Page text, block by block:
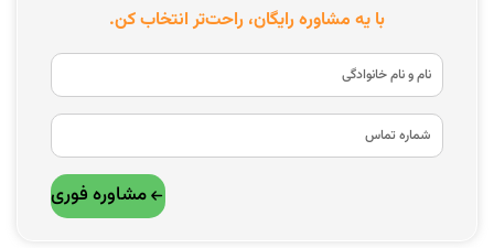
با یه مشاوره رایگان، راحت‌تر انتخاب کن.
مشاوره فوری